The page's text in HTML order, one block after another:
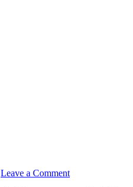
Leave a Comment